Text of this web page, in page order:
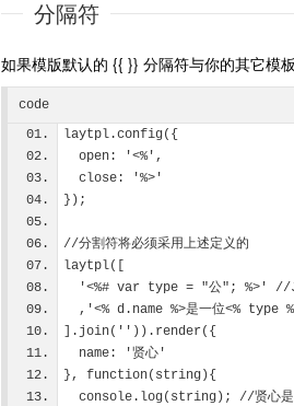
分隔符
如果模版默认的 {{ }} 分隔符与你的其它模
code
laytpl.config({
  open: '<%',
  close: '%>'
});
//分割符将必须采用上述定义的
laytpl([
'<%# var type = "公"; %>' //
,'<% d.name %>是一位<% type
].join('')).render({
  name: '贤心'
}, function(string){
console.log(string); //贤心